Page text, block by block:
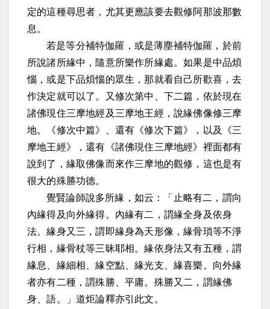
定的這種尋思者，尤其更應該要去觀修阿那波那數
息。
若是等分補特伽羅，或是薄塵補特伽羅，於前
所說諸所緣中，隨意所樂作所緣處。如果是中品煩
惱，或是下品煩惱的眾生，那就看自己所歡喜，去
作決定就可以了。又修次第中、下二篇，依於現在
諸佛現住三摩地經及三摩地王經，說緣佛像修三摩
地。《修次中篇》、還有《修次下篇》，以及《三
摩地王經》，還有《諸佛現住三摩地經》裡面都有
說到了，緣取佛像而來作三摩地的觀修，這也是有
很大的殊勝功德。
覺賢論師說多所緣，如云：「止略有二，謂向
內緣得及向外緣得。內緣有二，謂緣全身及依身
法。緣身又三，謂即緣身為天形像，緣骨瑣等不淨
行相，緣骨杖等三昧耶相。緣依身法又有五種，謂
緣息、緣細相、緣空點、緣光支、緣喜樂。向外緣
者亦有二種，謂殊勝、平庸。殊勝又二，謂緣佛
身、語。」道炬論釋亦引此文。